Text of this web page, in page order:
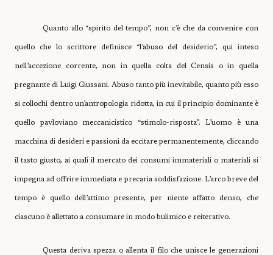
Quanto allo “spirito del tempo”, non c’è che da convenire con
quello che lo scrittore definisce “l’abuso del desiderio”, qui inteso
nell’accezione corrente, non in quella colta del Censis o in quella
pregnante di Luigi Giussani. Abuso tanto più inevitabile, quanto più esso
si collochi dentro un’antropologia ridotta, in cui il principio dominante è
quello pavloviano meccanicistico “stimolo-risposta”. L’uomo è una
macchina di desideri e passioni da eccitare permanentemente, cliccando
il tasto giusto, ai quali il mercato dei consumi immateriali o materiali si
impegna ad offrire immediata e precaria soddisfazione. L’arco breve del
tempo è quello dell’attimo presente, per niente affatto denso, che
ciascuno è allettato a consumare in modo bulimico e reiterativo.
Questa deriva spezza o allenta il filo che unisce le generazioni